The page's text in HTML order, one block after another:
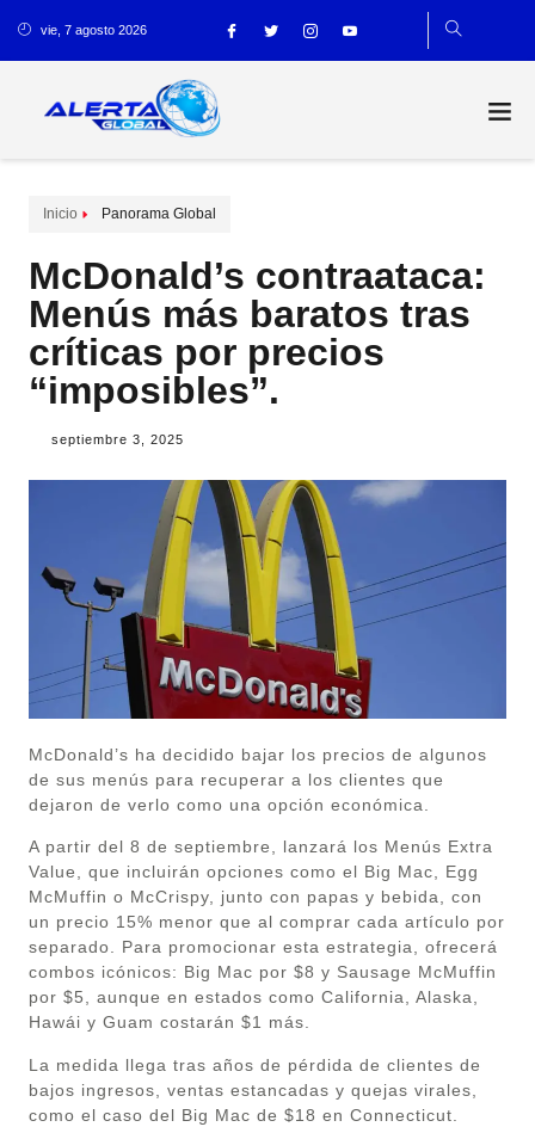
vie, 7 agosto 2026
Inicio Panorama Global
McDonald’s contraataca:
Menús más baratos tras
críticas por precios
“imposibles”.
septiembre 3, 2025
McDonald’s ha decidido bajar los precios de algunos
de sus menús para recuperar a los clientes que
dejaron de verlo como una opción económica.
A partir del 8 de septiembre, lanzará los Menús Extra
Value, que incluirán opciones como el Big Mac, Egg
McMuffin o McCrispy, junto con papas y bebida, con
un precio 15% menor que al comprar cada artículo por
separado. Para promocionar esta estrategia, ofrecerá
combos icónicos: Big Mac por $8 y Sausage McMuffin
por $5, aunque en estados como California, Alaska,
Hawái y Guam costarán $1 más.
La medida llega tras años de pérdida de clientes de
bajos ingresos, ventas estancadas y quejas virales,
como el caso del Big Mac de $18 en Connecticut.